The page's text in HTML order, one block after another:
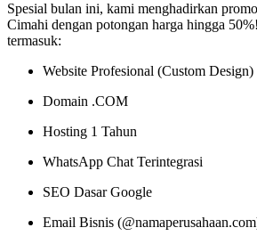
Spesial bulan ini, kami menghadirkan
Cimahi dengan potongan harga hingga
termasuk:
Website Profesional (Custom Design)
Domain .COM
Hosting 1 Tahun
WhatsApp Chat Terintegrasi
SEO Dasar Google
Email Bisnis